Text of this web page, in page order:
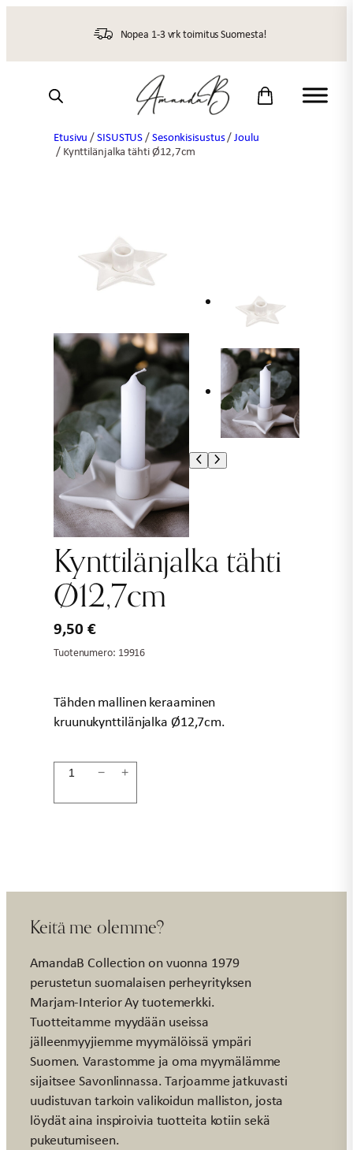
Nopea 1-3 vrk toimitus Suomesta!
Etusivu /SISUSTUS/Sesonkisisustus/Joulu
/ Kynttilänjalka tähti Ø12,7cm
Kynttilänjalka tähti
Ø12,7cm
9,50 €
Tuotenumero: 19916
Tähden mallinen keraaminen
kruunukynttilänjalka Ø12,7cm.
Kynttilänjalka
− +
Keitä me olemme?
AmandaB Collection on vuonna 1979
perustetun suomalaisen perheyrityksen
Marjam-Interior Ay tuotemerkki.
Tuotteitamme myydään useissa
jälleenmyyjiemme myymälöissä ympäri
Suomen. Varastomme ja oma myymälämme
sijaitsee Savonlinnassa. Tarjoamme jatkuvasti
uudistuvan tarkoin valikoidun malliston, josta
löydät aina inspiroivia tuotteita kotiin sekä
pukeutumiseen.